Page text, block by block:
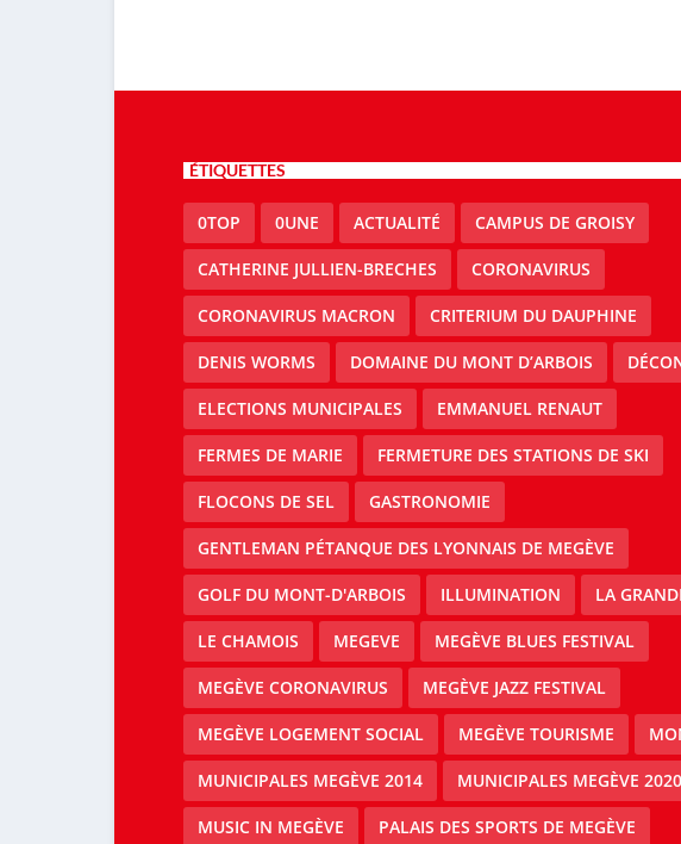
ÉTIQUETTES
0TOP 0UNE ACTUALITÉ CAMPUS DE GROISY
CATHERINE JULLIEN-BRECHES CORONAVIRUS
CORONAVIRUS MACRON CRITERIUM DU DAUPHINE
DENIS WORMS DOMAINE DU MONT D’ARBOIS
ELECTIONS MUNICIPALES EMMANUEL RENAUT
FERMES DE MARIE FERMETURE DES STATIONS DE SKI
FLOCONS DE SEL GASTRONOMIE
GENTLEMAN PÉTANQUE DES LYONNAIS DE MEGÈVE
GOLF DU MONT-D'ARBOIS ILLUMINATION LA
LE CHAMOIS MEGEVE MEGÈVE BLUES FESTIVAL
MEGÈVE CORONAVIRUS MEGÈVE JAZZ FESTIVAL
MEGÈVE LOGEMENT SOCIAL MEGÈVE TOURISME
MUNICIPALES MEGÈVE 2014 MUNICIPALES MEGÈVE 2020
MUSIC IN MEGÈVE PALAIS DES SPORTS DE MEGÈVE